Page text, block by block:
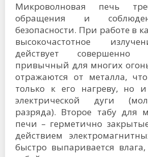
Микроволновая печь
обращения и
безопасности. При работе в
высокочастотное
действует
привычный для многих
отражаются от металла,
только к его нагреву, но
электрической дуги
разряда). Второе табу для
печи – герметично
действием
быстро выпаривается